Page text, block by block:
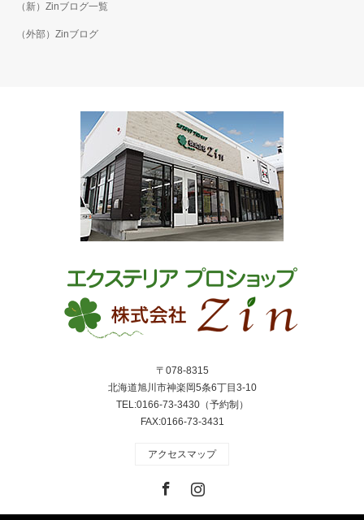
（新）Zinブログ一覧
（外部）Zinブログ
〒078-8315
北海道旭川市神楽岡5条6丁目3-10
TEL:0166-73-3430（予約制）
FAX:0166-73-3431
アクセスマップ